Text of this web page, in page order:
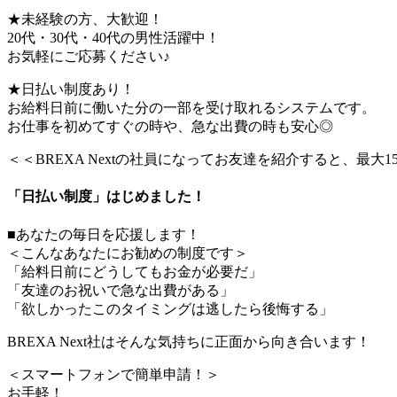
★未経験の方、大歓迎！
20代・30代・40代の男性活躍中！
お気軽にご応募ください♪
★日払い制度あり！
お給料日前に働いた分の一部を受け取れるシステムです。
お仕事を初めてすぐの時や、急な出費の時も安心◎
＜＜BREXA Nextの社員になってお友達を紹介すると、最大
「日払い制度」はじめました！
■あなたの毎日を応援します！
＜こんなあなたにお勧めの制度です＞
「給料日前にどうしてもお金が必要だ」
「友達のお祝いで急な出費がある」
「欲しかったこのタイミングは逃したら後悔する」
BREXA Next社はそんな気持ちに正面から向き合います！
＜スマートフォンで簡単申請！＞
お手軽！